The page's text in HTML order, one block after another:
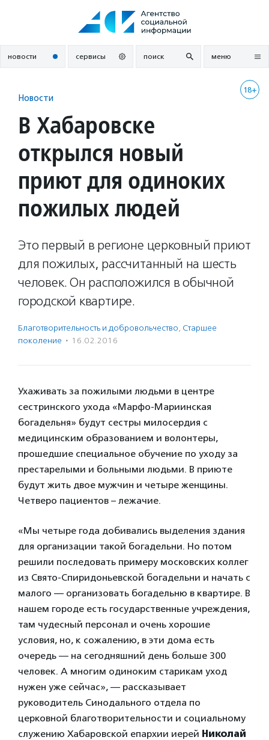
новости сервисы поиск меню
18+
Новости
В Хабаровске
открылся новый
приют для одиноких
пожилых людей
Это первый в регионе церковный приют
для пожилых, рассчитанный на шесть
человек. Он расположился в обычной
городской квартире.
Благотвори­тель­ность и доброволь­чест­во, Старшее
поколение · 16.02.2016
Ухаживать за пожилыми людьми в центре
сестринского ухода «Марфо-Мариинская
богадельня» будут сестры милосердия с
медицинским образованием и волонтеры,
прошедшие специальное обучение по уходу за
престарелыми и больными людьми. В приюте
будут жить двое мужчин и четыре женщины.
Четверо пациентов – лежачие.
«Мы четыре года добивались выделения здания
для организации такой богадельни. Но потом
решили последовать примеру московских коллег
из Свято-Спиридоньевской богадельни и начать с
малого — организовать богадельню в квартире. В
нашем городе есть государственные учреждения,
там чудесный персонал и очень хорошие
условия, но, к сожалению, в эти дома есть
очередь — на сегодняшний день больше 300
человек. А многим одиноким старикам уход
нужен уже сейчас», — рассказывает
руководитель Синодального отдела по
церковной благотворительности и социальному
служению Хабаровской епархии иерей Николай